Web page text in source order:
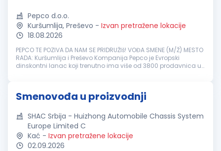
Pepco d.o.o.
Kuršumlija, Preševo - Izvan pretražene lokacije
18.08.2026
PEPCO TE POZIVA DA NAM SE PRIDRUŽIš! VOĐA SMENE (M/Ž) MESTO
RADA: Kuršumlija i Preševo Kompanija Pepco je Evropski
dinskontni lanac koji trenutno ima više od 3800 prodavnica u
Smenovođa u proizvodnji
SHAC Srbija - Huizhong Automobile Chassis System
Europe Limited C
Kać - Izvan pretražene lokacije
02.09.2026